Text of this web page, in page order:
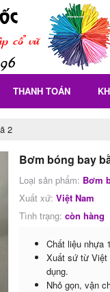
THANH TOÁN
2
Bơm bóng bay
Loại sản phẩm: Bơm
Xuất xứ:Việt Nam
Tình trạng:còn hàng
Chất liệu nhựa
Xuất sứ từ Việt
dụng.
Nhỏ gọn, vận